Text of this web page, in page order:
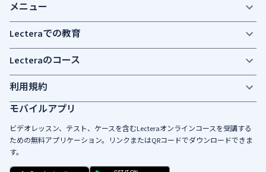
モバイルアプリ
ビデオレッスン、テスト、ケースを含むLecteraオンラインコースを受講する
ための無料アプリケーション。リンクまたはQRコードでダウンロードできま
す。
メニュー
Lecteraでの教育
Lecteraのコース
利用規約